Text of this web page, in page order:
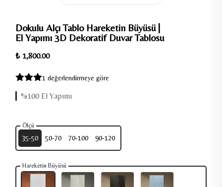
Dokulu Alçı Tablo Hareketin Büyüsü |
El Yapımı 3D Dekoratif Duvar Tablosu
₺ 1,800.00
1 değerlendirmeye göre
%100 El Yapımı
Ölçü
35-50 50-70 70-100 90-120
Hareketin Büyüsü